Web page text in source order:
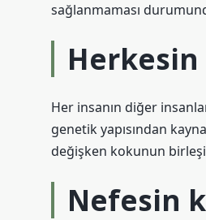
sağlanmaması
Herkesin
Her insanın diğer
genetik yapısından
değişken kokunun
Nefesin